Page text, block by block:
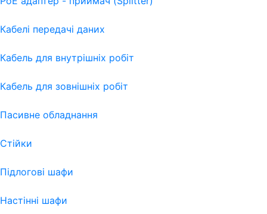
Кабелі передачі даних
Кабель для внутрішніх робіт
Кабель для зовнішніх робіт
Пасивне обладнання
Стійки
Підлогові шафи
Настінні шафи